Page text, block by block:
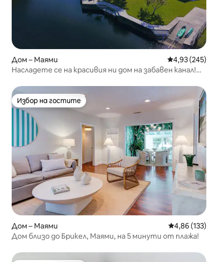
Дом – Маями Средна
4,93 (245)
Насладете се на красивия ни дом на забавен канал!
Избор на гостите
Избор на гостите
Дом – Маями Средна
4,86 (133)
Дом близо до Брикел, Маями, на 5 минути от плажа!